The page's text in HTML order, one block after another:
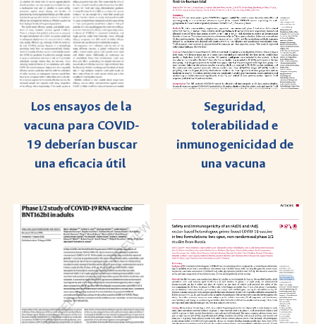
Los ensayos de la
vacuna para COVID-
19 deberían buscar
una eficacia útil
Seguridad,
tolerabilidad e
inmunogenicidad de
una vacuna